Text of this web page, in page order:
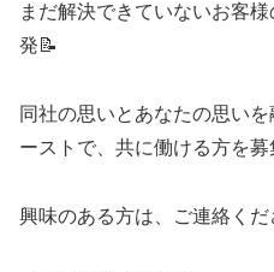
まだ解決できていないお客
発📝
同社の思いとあなたの思い
ーストで、共に働ける方を募
興味のある方は、ご連絡くだ